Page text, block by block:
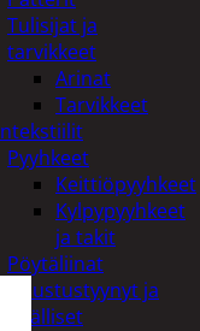
Tulisijat ja
tarvikkeet
Arinat
Tarvikkeet
Pyyhkeet
Keittiöpyyhkeet
Kylpypyyhkeet
ja takit
Pöytäliinat
Sisustustyynyt ja
päälliset